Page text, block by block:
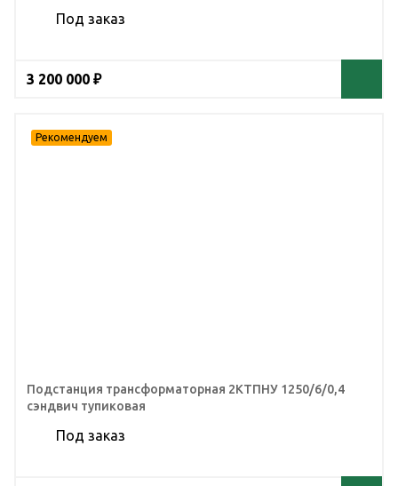
Под заказ
3 200 000 ₽
Подстанция трансформаторная 2КТПНУ 1250/6/0,4
сэндвич тупиковая
Под заказ